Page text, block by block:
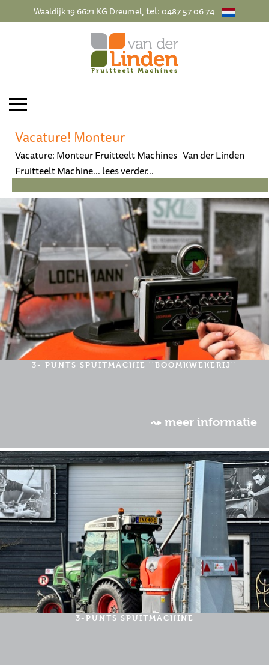
Waaldijk 19 6621 KG Dreumel, tel:0487 57 06 74
Vacature! Monteur
Vacature: Monteur Fruitteelt Machines Van der Linden
Fruitteelt Machine...lees verder...
3- PUNTS SPUITMACHIE ''BOOMKWEKERIJ''
⤳ meer informatie
3-PUNTS SPUITMACHINE